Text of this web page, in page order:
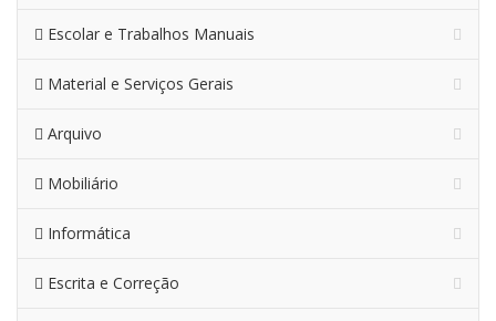
Escolar e Trabalhos Manuais
Material e Serviços Gerais
Arquivo
Mobiliário
Informática
Escrita e Correção